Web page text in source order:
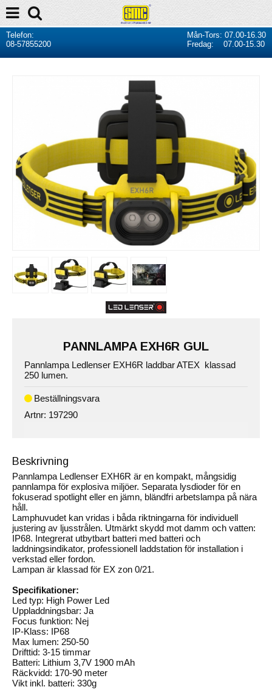
Telefon:
08-57855200
Mån-Tors: 07.00-16.30
Fredag: 07.00-15.30
PANNLAMPA EXH6R GUL
Pannlampa Ledlenser EXH6R laddbar ATEX klassad
250 lumen.
Artnr: 197290
Beskrivning
Pannlampa Ledlenser EXH6R är en kompakt, mångsidig
pannlampa för explosiva miljöer. Separata lysdioder för en
fokuserad spotlight eller en jämn, bländfri arbetslampa på nära
håll.
Lamphuvudet kan vridas i båda riktningarna för individuell
justering av ljusstrålen. Utmärkt skydd mot damm och vatten:
IP68. Integrerat utbytbart batteri med batteri och
laddningsindikator, professionell laddstation för installation i
verkstad eller fordon.
Lampan är klassad för EX zon 0/21.
Specifikationer:
Led typ: High Power Led
Uppladdningsbar: Ja
Focus funktion: Nej
IP-Klass: IP68
Max lumen: 250-50
Drifttid: 3-15 timmar
Batteri: Lithium 3,7V 1900 mAh
Räckvidd: 170-90 meter
Vikt inkl. batteri: 330g